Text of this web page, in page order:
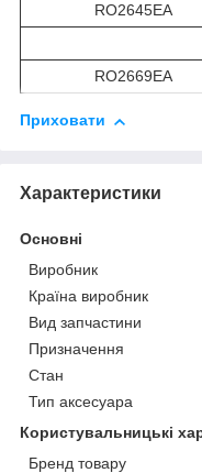
RO2645EA
RO2669EA
Приховати
Характеристики
Основні
Виробник
Країна виробник
Вид запчастини
Призначення
Стан
Тип аксесуара
Користувальницькі
Бренд товару